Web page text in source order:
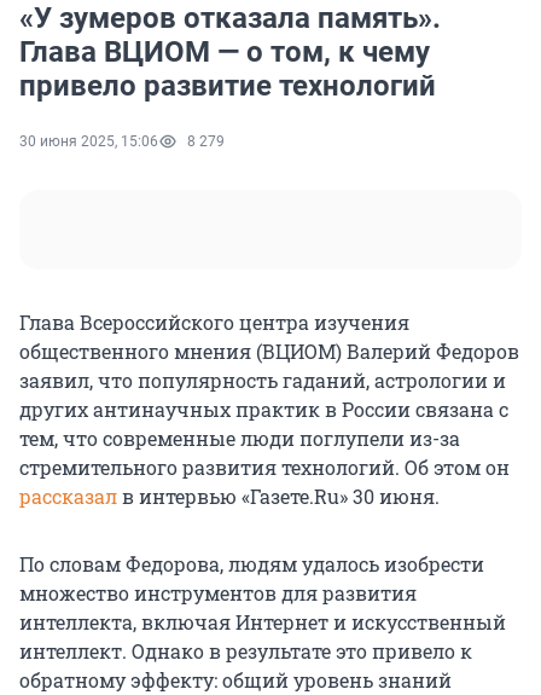
«У зумеров отказала память».
Глава ВЦИОМ — о том, к чему
привело развитие технологий
30 июня 2025, 15:06 8 279
Глава Всероссийского центра изучения
общественного мнения (ВЦИОМ) Валерий Федоров
заявил, что популярность гаданий, астрологии и
других антинаучных практик в России связана с
тем, что современные люди поглупели из-за
стремительного развития технологий. Об этом он
рассказалв интервью «Газете.Ru» 30 июня.
По словам Федорова, людям удалось изобрести
множество инструментов для развития
интеллекта, включая Интернет и искусственный
интеллект. Однако в результате это привело к
обратному эффекту: общий уровень знаний